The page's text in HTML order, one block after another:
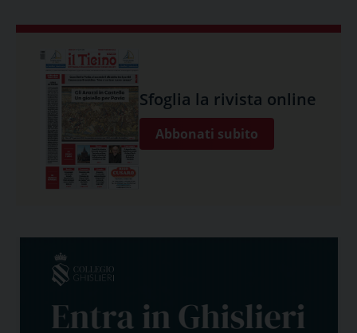
Sfoglia la rivista online
Abbonati subito